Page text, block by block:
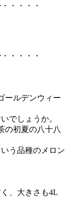
・・
・・
ールデンウィー
でしょうか。
の初夏の八十八
う品種のメロン
、大きさも4L